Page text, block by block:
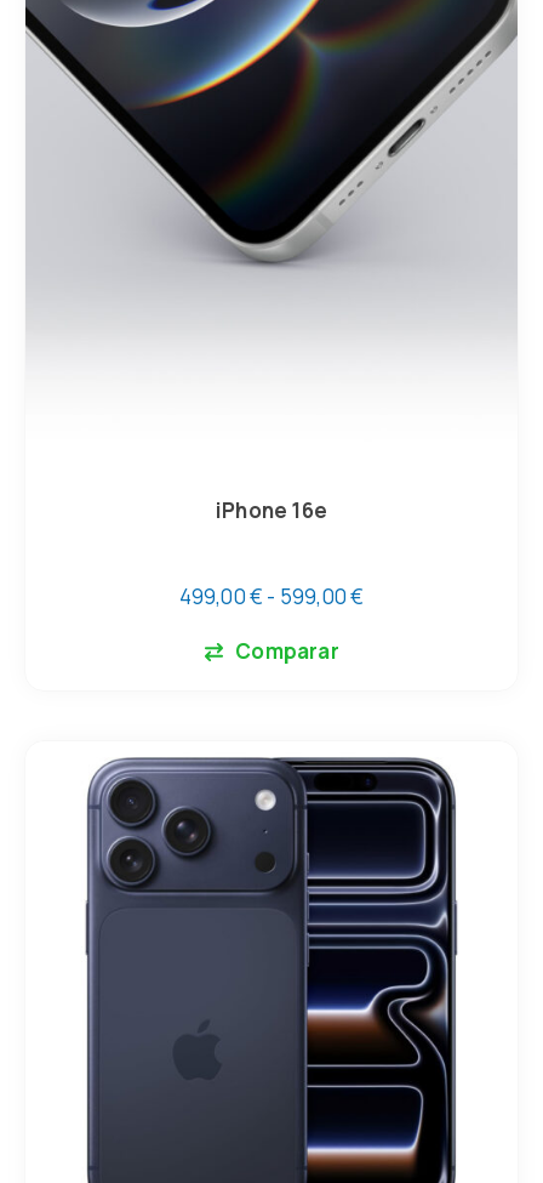
iPhone 16e
499,00€ - 599,00€
Comparar